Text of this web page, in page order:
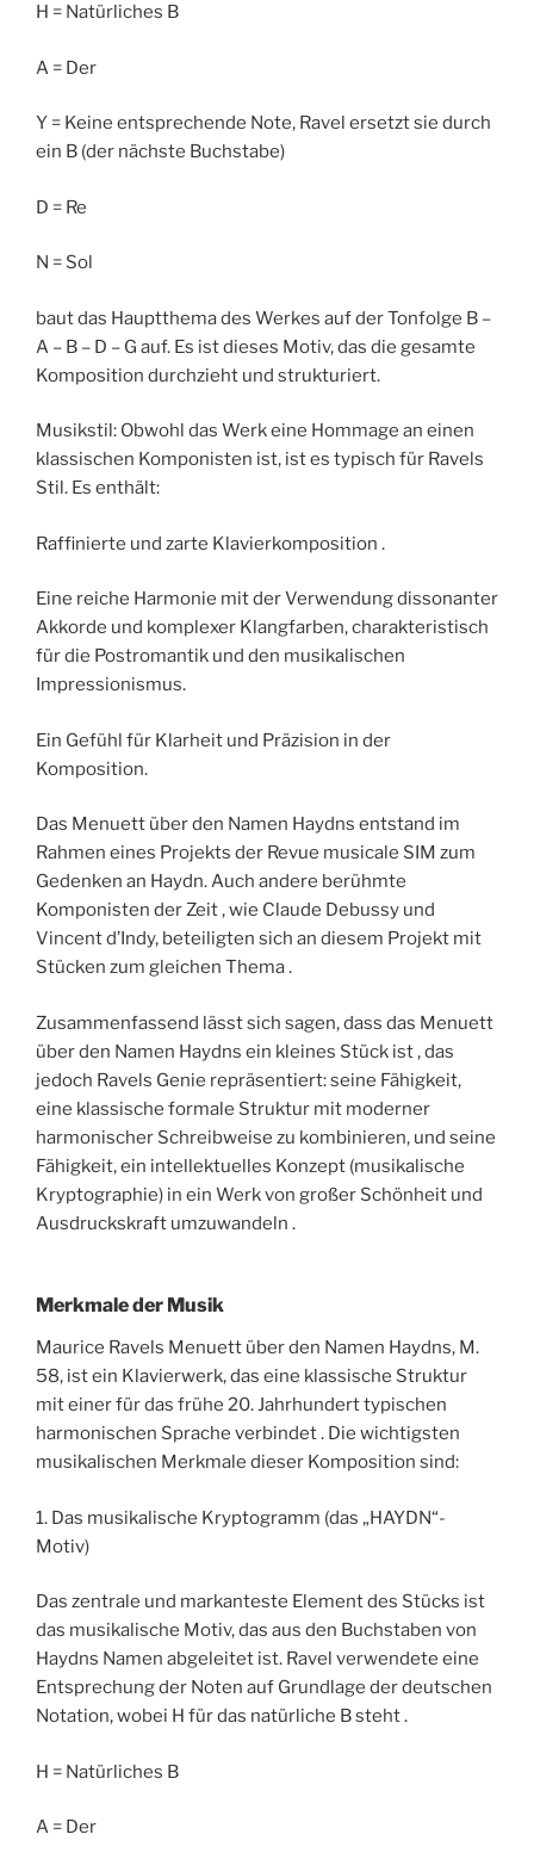
H = Natürliches B
A = Der
Y = Keine entsprechende Note, Ravel ersetzt sie durch
ein B (der nächste Buchstabe)
D = Re
N = Sol
baut das Hauptthema des Werkes auf der Tonfolge B –
A – B – D – G auf. Es ist dieses Motiv, das die gesamte
Komposition durchzieht und strukturiert.
Musikstil: Obwohl das Werk eine Hommage an einen
klassischen Komponisten ist, ist es typisch für Ravels
Stil. Es enthält:
Raffinierte und zarte Klavierkomposition .
Eine reiche Harmonie mit der Verwendung dissonanter
Akkorde und komplexer Klangfarben, charakteristisch
für die Postromantik und den musikalischen
Impressionismus.
Ein Gefühl für Klarheit und Präzision in der
Komposition.
Das Menuett über den Namen Haydns entstand im
Rahmen eines Projekts der Revue musicale SIM zum
Gedenken an Haydn. Auch andere berühmte
Komponisten der Zeit , wie Claude Debussy und
Vincent d’Indy, beteiligten sich an diesem Projekt mit
Stücken zum gleichen Thema .
Zusammenfassend lässt sich sagen, dass das Menuett
über den Namen Haydns ein kleines Stück ist , das
jedoch Ravels Genie repräsentiert: seine Fähigkeit,
eine klassische formale Struktur mit moderner
harmonischer Schreibweise zu kombinieren, und seine
Fähigkeit, ein intellektuelles Konzept (musikalische
Kryptographie) in ein Werk von großer Schönheit und
Ausdruckskraft umzuwandeln .
Merkmale der Musik
Maurice Ravels Menuett über den Namen Haydns, M.
58, ist ein Klavierwerk, das eine klassische Struktur
mit einer für das frühe 20. Jahrhundert typischen
harmonischen Sprache verbindet . Die wichtigsten
musikalischen Merkmale dieser Komposition sind:
1. Das musikalische Kryptogramm (das „HAYDN“-
Motiv)
Das zentrale und markanteste Element des Stücks ist
das musikalische Motiv, das aus den Buchstaben von
Haydns Namen abgeleitet ist. Ravel verwendete eine
Entsprechung der Noten auf Grundlage der deutschen
Notation, wobei H für das natürliche B steht .
H = Natürliches B
A = Der